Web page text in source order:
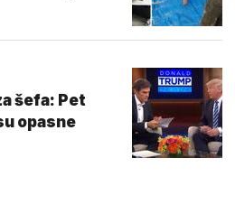
šefa: Pet
opasne